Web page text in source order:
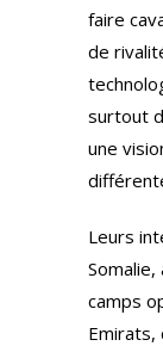
faire
de
surtout
une
Leurs
camps
Emirats,